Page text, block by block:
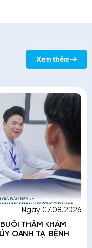
Xem thêm
Ngày 07.08.2026
THĂM KHÁM
OANH TẠI BỆNH